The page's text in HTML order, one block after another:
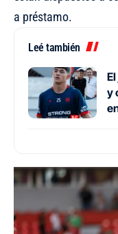
a préstamo.
Leé también
y